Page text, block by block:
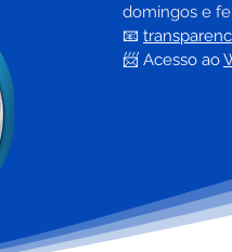
domingos e
📧
📨 Acesso ao